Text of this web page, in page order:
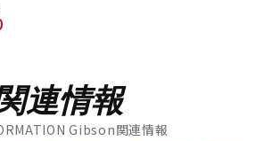
連情報
Gibson関連情報